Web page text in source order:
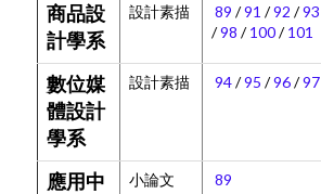
商品設
計學系
設計素描 89 /91 /92 /93
/98 /100/101
數位媒
體設計
學系
設計素描 94/95 /96/97
應用中
小論文 89